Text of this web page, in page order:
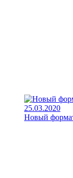
25.03.2020
Новый